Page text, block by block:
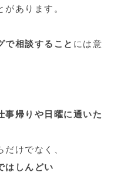
あります。
で相談すること には意
事帰りや日曜に通いた
けでなく、
はしんどい